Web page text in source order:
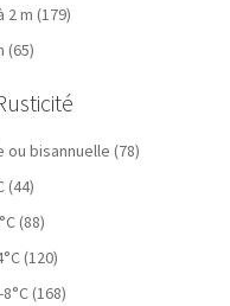
2 m (179)
(65)
ou bisannuelle (78)
(44)
(88)
(120)
(168)